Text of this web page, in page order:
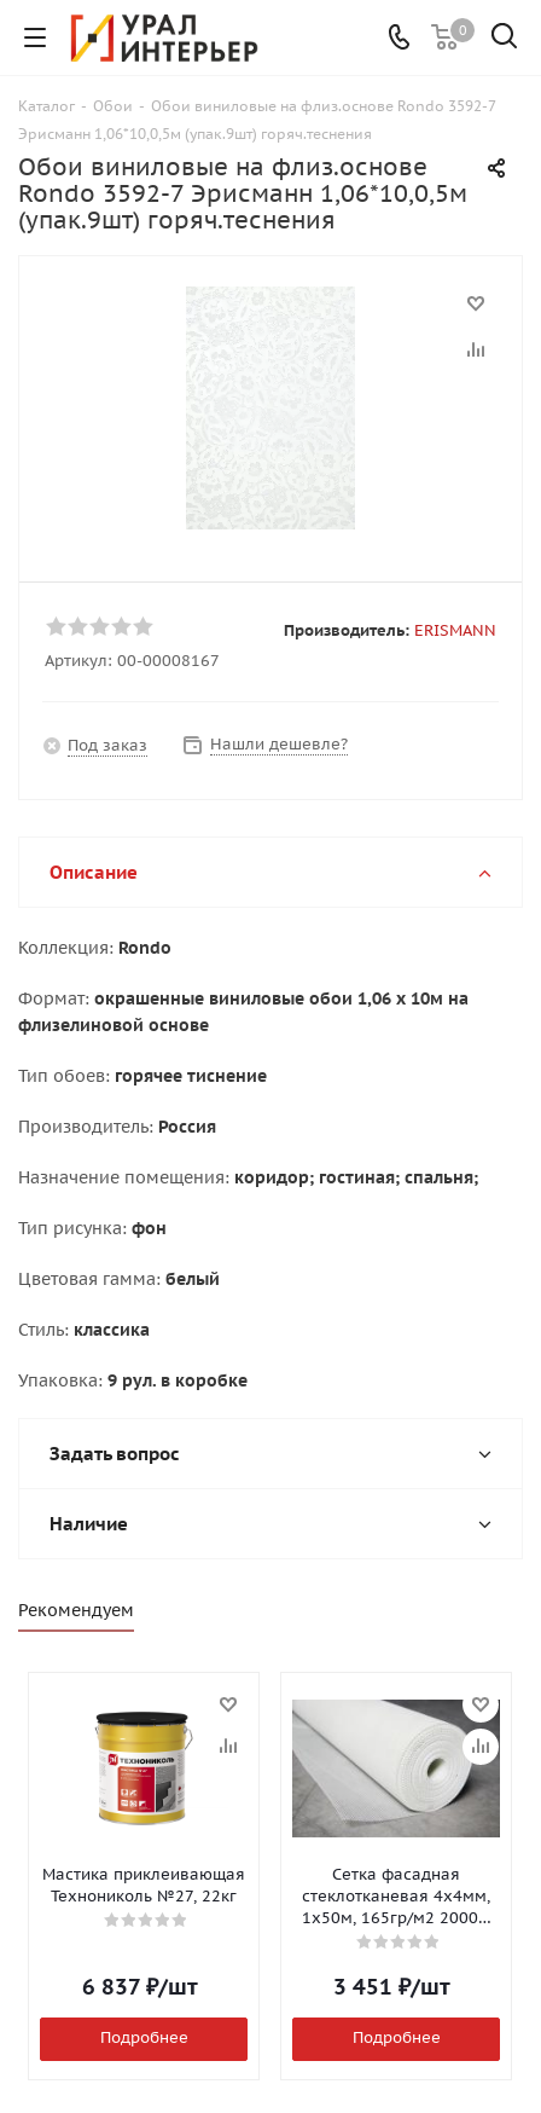
0
Каталог - Обои - Обои виниловые на флиз.основе Rondo 3592-7
Эрисманн 1,06*10,0,5м (упак.9шт) горяч.теснения
Обои виниловые на флиз.основе
Rondo 3592-7 Эрисманн 1,06*10,0,5м
(упак.9шт) горяч.теснения
Артикул: 00-00008167
Производитель: ERISMANN
Под заказ Нашли дешевле?
Описание
Коллекция: Rondo
Формат: окрашенные виниловые обои 1,06 x 10м на
флизелиновой основе
Тип обоев: горячее тиснение
Производитель: Россия
Назначение помещения: коридор; гостиная; спальня;
Тип рисунка: фон
Цветовая гамма: белый
Стиль: классика
Упаковка: 9 рул. в коробке
Задать вопрос
Наличие
Рекомендуем
Мастика приклеивающая
Технониколь №27, 22кг
6 837₽/шт
Подробнее
Сетка фасадная
стеклотканевая 4х4мм,
1х50м, 165гр/м2 2000Н
Isomax-165
3 451 ₽/шт
Подробнее